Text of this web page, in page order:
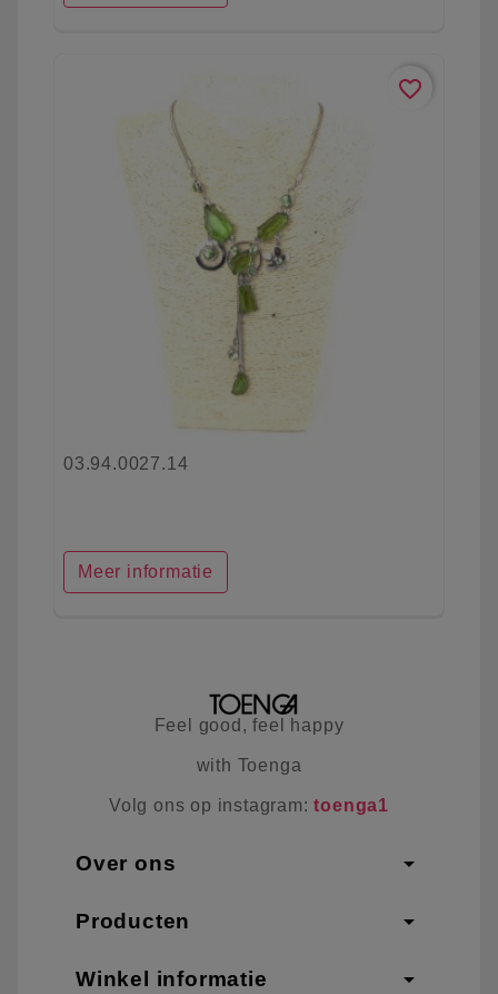
favorite_border
03.94.0027.14
Meer informatie
Feel good, feel happy
with Toenga
Volg ons op instagram:toenga1
Over ons arrow_drop_down
Producten arrow_drop_down
Winkel informatie arrow_drop_down